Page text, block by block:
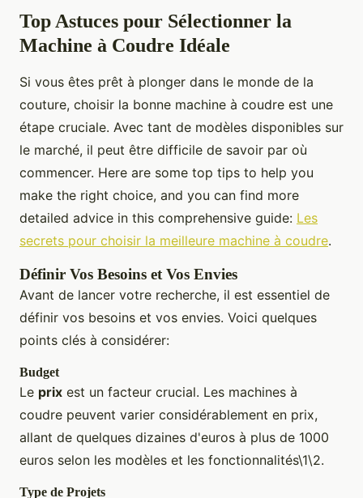
Top Astuces pour Sélectionner la
Machine à Coudre Idéale
Si vous êtes prêt à plonger dans le monde de la
couture, choisir la bonne machine à coudre est une
étape cruciale. Avec tant de modèles disponibles sur
le marché, il peut être difficile de savoir par où
commencer. Here are some top tips to help you
make the right choice, and you can find more
detailed advice in this comprehensive guide: Les
secrets pour choisir la meilleure machine à coudre.
Définir Vos Besoins et Vos Envies
Avant de lancer votre recherche, il est essentiel de
définir vos besoins et vos envies. Voici quelques
points clés à considérer:
Budget
Le prix est un facteur crucial. Les machines à
coudre peuvent varier considérablement en prix,
allant de quelques dizaines d'euros à plus de 1000
euros selon les modèles et les fonctionnalités\1\2.
Type de Projets